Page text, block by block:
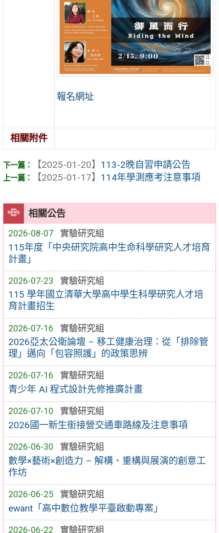
相關公告
2026-08-07 實驗研究組
115年度「中央研究院高中生命科學研究人才培育
計畫」
2026-07-23 實驗研究組
115 學年國立清華大學高中學生科學研究人才培
育計畫招生
2026-07-16 實驗研究組
2026亞太公衛論壇 – 移工健康治理：從「排除管
理」邁向「包容照護」的政策思辨
2026-07-16 實驗研究組
青少年 AI 程式設計先修推廣計畫
2026-07-10 實驗研究組
2026國一新生銜接營交通車路線及注意事項
2026-06-30 實驗研究組
數學×藝術×創造力 – 解構、重構與展演的創意工
作坊
2026-06-25 實驗研究組
ewant「高中數位教學平臺啟動專案」
2026-06-22 實驗研究組
報名網址
相關附件
【2025-01-20】 113-2晚自習申請公告
【2025-01-17】 114年學測應考注意事項